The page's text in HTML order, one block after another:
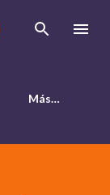
Más…